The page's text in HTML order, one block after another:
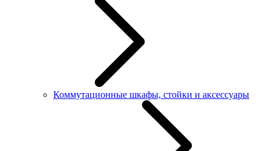
Коммутационные шкафы, стойки и аксессуары